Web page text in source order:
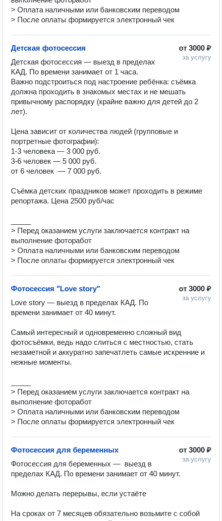
> Оплата наличными или банковским переводом
> После оплаты формируется электронный чек
от 3000 ₽
за услугу
Детская фотосессия
Детская фотосессия — выезд в пределах
КАД. По времени занимает от 1 часа.
Важно подстроиться под настроение ребёнка: съёмка
должна проходить в знакомых местах и не мешать
привычному распорядку (крайне важно для детей до 2
лет).
Цена зависит от количества людей (групповые и
портретные фотографии):
1-3 человека — 3 000 руб.
3-6 человек — 5 000 руб.
от 6 человек  — 7 000 руб.
Съёмка детских праздников может проходить в режиме
репортажа. Цена 2500 руб/час
> Перед оказанием услуги заключается контракт на
выполнение фоторабот
> Оплата наличными или банковским переводом
> После оплаты формируется электронный чек
от 3000 ₽
за услугу
Фотосессия "Love story"
Love story — выезд в пределах КАД. По
времени занимает от 40 минут.
Самый интересный и одновременно сложный вид
фотосъёмки, ведь надо слиться с местностью, стать
незаметной и аккуратно запечатлеть самые искренние и
нежные моменты.
> Перед оказанием услуги заключается контракт на
выполнение фоторабот
> Оплата наличными или банковским переводом
> После оплаты формируется электронный чек
от 3000 ₽
за услугу
Фотосессия для беременных
Фотосессия для беременных —  выезд в
пределах КАД. По времени занимает от 40 минут.
Можно делать перерывы, если устаёте
На сроках от 7 месяцев обязательно возьмите с собой